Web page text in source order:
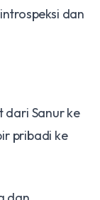
dan
dari Sanur ke
pribadi ke